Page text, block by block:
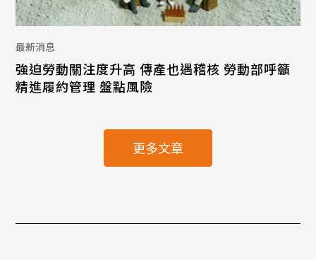
最新消息
強迫勞動關注度升高 傳產也遇稽核 勞動部呼籲
精進履約管理 盤點風險
更多文章